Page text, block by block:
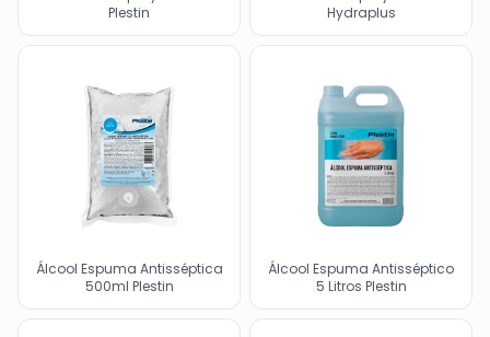
Plestin
Hydraplus
Álcool Espuma Antisséptica
500ml Plestin
Álcool Espuma Antisséptico
5 Litros Plestin